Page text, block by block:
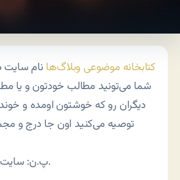
کتابخانه موضوعی وبلاگ‌ها نام
شما می‌تونید مطالب خودتون و یا
دیگران رو که خوشتون اومده و
توصیه می‌کنید اون جا درج و
پ.ن: سایت بسته شده است.